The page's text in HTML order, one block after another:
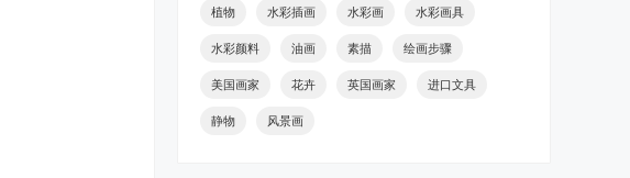
植物 水彩插画 水彩画 水彩画具
水彩颜料 油画 素描 绘画步骤
美国画家 花卉 英国画家 进口文具
静物 风景画